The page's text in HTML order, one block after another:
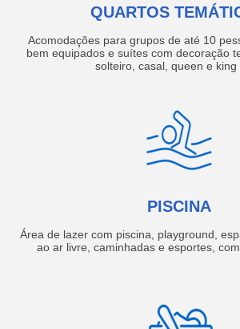
QUARTOS
Acomodações para grupos de até 10
bem equipados e suítes com decoração
solteiro, casal, queen e king
PISCINA
Área de lazer com piscina, playground,
ao ar livre, caminhadas e esportes,